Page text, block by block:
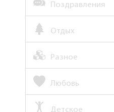
Поздравления
Отдых
Разное
Любовь
Детское